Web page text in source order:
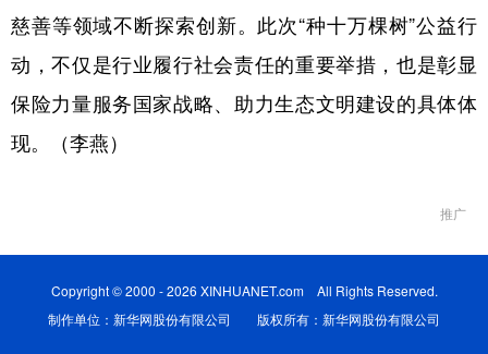
慈善等领域不断探索创新。此次“种十万棵树”公益行
动，不仅是行业履行社会责任的重要举措，也是彰显
保险力量服务国家战略、助力生态文明建设的具体体
现。
（李燕）
推广
Copyright © 2000 - 2026 XINHUANET.com All Rights Reserved.
制作单位：新华网股份有限公司 版权所有：新华网股份有限公司